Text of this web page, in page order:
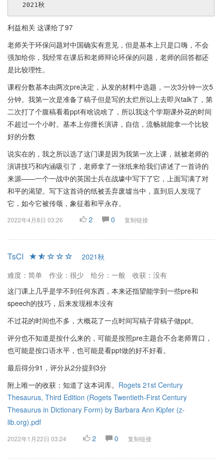
利益相关 这课给了97
老师关于环保问题对中国确实有意见，但是基本上只是口嗨，不会
强加给你，我经常在课后和老师辩论环保的问题，老师的回答都还
是比较理性。
课程分数基本由两次pre决定，从发的材料中选题，一次3分钟一次5
分钟。我第一次是准备了稿子但是写的太烂所以上去即兴talk了，第
二次打了个腹稿看着ppt有啥说啥了，所以我这个学期课外花的时间
不超过一个小时。基本上你擅长演讲，自信，流畅就能拿一个比较
好的分数
说实在的，我之所以选了这门课是因为我第一次上课，就被老师的
演讲技巧和内涵吸引了，老师拿了一张纸来给我们讲述了一首诗的
来源——一个一战中的英国士兵在战壕中写下了它，上面写满了对
和平的渴望。写下这首诗的纸被丢弃废墟当中，直到后人发现了
它，如今它被传颂，象征着和平永存。
2022年4月8日 03:26 2 0 复制链接
TsCl
2021秋
难度：简单
作业：很少 给分：一般
收获：没有
这门课上几乎是学不到任何东西，本来还指望能学到一些pre和
speech的技巧，后来发现根本没有
不过花的时间也不多，大概花了一点时间写稿子背稿子做ppt。
评分也不知道是按什么来的，可能是按照pre主题合不合老师胃口，
也可能是按口语水平，也可能是看ppt做的好不好看。
最后得分91，评分从2分提到3分
附上唯一的收获：知道了这本词库。 Rogets 21st Century
Thesaurus, Third Edition (Rogets Twentieth-First Century
Thesaurus in Dictionary Form) by Barbara Ann Kipfer (z-
lib.org).pdf
2022年1月22日 03:24 2 0 复制链接